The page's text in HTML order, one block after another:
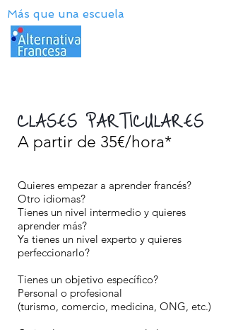
Más que una escuela
CLASES PARTICULARES
A partir de 35€/hora*
Quieres empezar a aprender francés?
Otro idiomas?
Tienes un nivel intermedio y quieres
aprender más?
Ya tienes un nivel experto y quieres
perfeccionarlo?
Tienes un objetivo específico?
Personal o profesional
(turismo, comercio, medicina, ONG, etc.)